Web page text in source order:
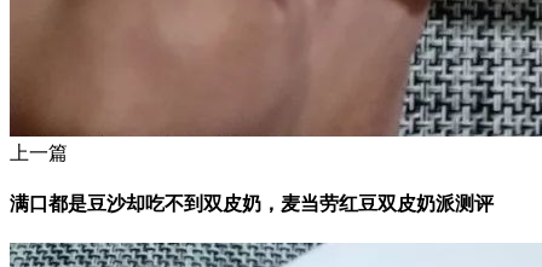
上一篇
满口都是豆沙却吃不到双皮奶，麦当劳红豆双皮奶派测评